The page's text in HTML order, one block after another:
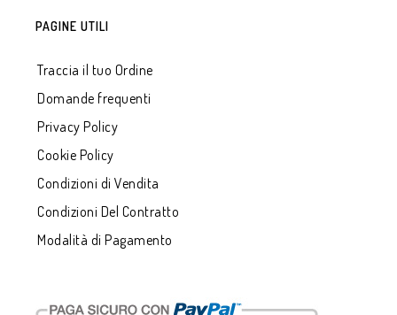
PAGINE UTILI
Traccia il tuo Ordine
Domande frequenti
Privacy Policy
Cookie Policy
Condizioni di Vendita
Condizioni Del Contratto
Modalità di Pagamento